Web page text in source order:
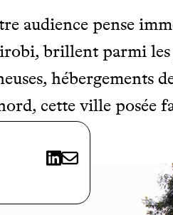
X LinkedIn
E-mail
audience pense
brillent parmi les
hébergements
cette ville posée